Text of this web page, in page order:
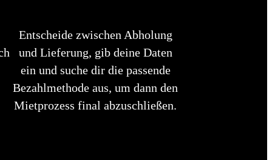
Entscheide zwischen Abholung
und Lieferung, gib deine Daten
ein und suche dir die passende
Bezahlmethode aus, um dann den
Mietprozess final abzuschließen.